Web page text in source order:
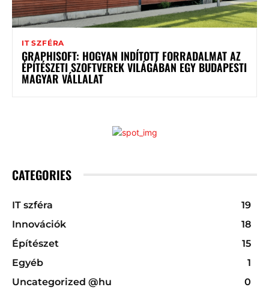
IT SZFÉRA
GRAPHISOFT: HOGYAN INDÍTOTT FORRADALMAT AZ
ÉPÍTÉSZETI SZOFTVEREK VILÁGÁBAN EGY BUDAPESTI
MAGYAR VÁLLALAT
CATEGORIES
IT szféra
19
Innovációk
18
Építészet
15
Egyéb
1
Uncategorized @hu
0